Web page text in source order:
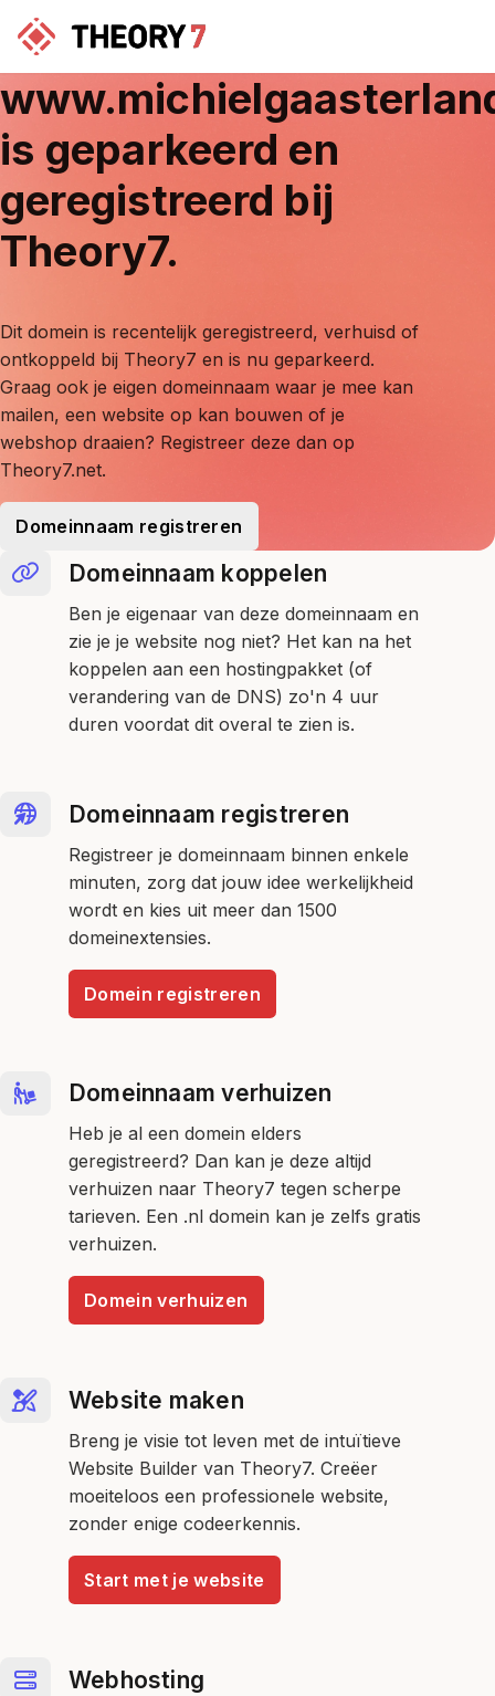
is geparkeerd en
geregistreerd bij
Theory7.
Dit domein is recentelijk geregistreerd, verhuisd of
ontkoppeld bij Theory7 en is nu geparkeerd.
Graag ook je eigen domeinnaam waar je mee kan
mailen, een website op kan bouwen of je
webshop draaien? Registreer deze dan op
Theory7.net.
Domeinnaam registreren
Domeinnaam koppelen
Ben je eigenaar van deze domeinnaam en
zie je je website nog niet? Het kan na het
koppelen aan een hostingpakket (of
verandering van de DNS) zo'n 4 uur
duren voordat dit overal te zien is.
Domeinnaam registreren
Registreer je domeinnaam binnen enkele
minuten, zorg dat jouw idee werkelijkheid
wordt en kies uit meer dan 1500
domeinextensies.
Domein registreren
Domeinnaam verhuizen
Heb je al een domein elders
geregistreerd? Dan kan je deze altijd
verhuizen naar Theory7 tegen scherpe
tarieven. Een .nl domein kan je zelfs gratis
verhuizen.
Domein verhuizen
Website maken
Breng je visie tot leven met de intuïtieve
Website Builder van Theory7. Creëer
moeiteloos een professionele website,
zonder enige codeerkennis.
Start met je website
Webhosting